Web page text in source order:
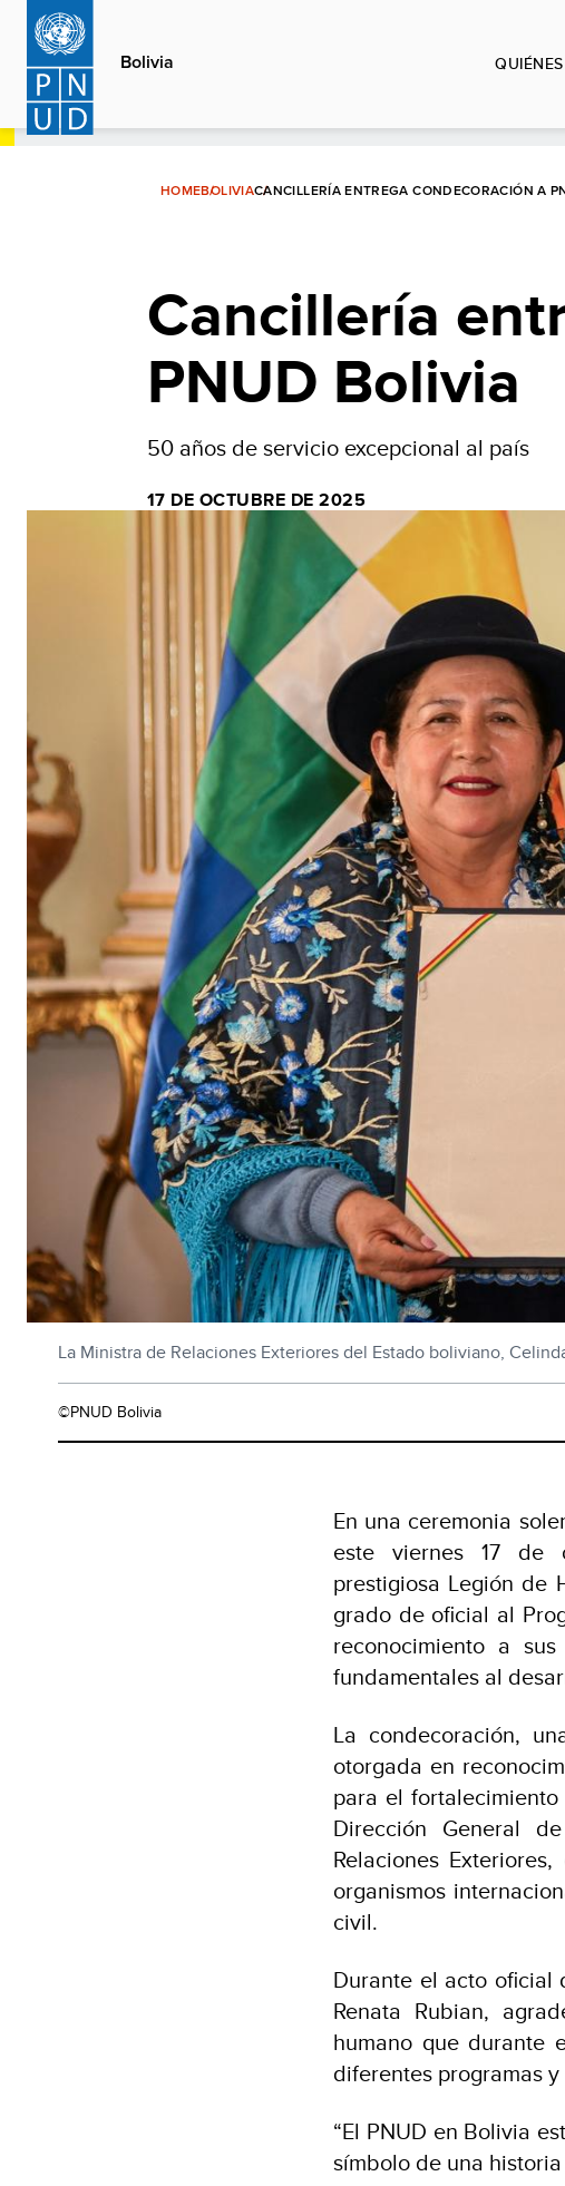
Pasar
contenido
principal
Bolivia
HOMEBOLIVIACANCILLERÍA ENTREGA CONDECORACIÓN A
Cancillería
PNUD Bolivia
50 años de servicio excepcional al país
17 DE OCTUBRE DE 2025
La Ministra de Relaciones Exteriores del Estado boliviano,
©PNUD Bolivia
En una ceremonia
este viernes 17 de
prestigiosa Legión de
grado de oficial al
reconocimiento a
fundamentales al
La condecoración,
otorgada en
para el
Dirección General
Relaciones
organismos
civil.
Durante el acto oficial
Renata Rubian,
humano que durante
diferentes programas
“El PNUD en Bolivia
símbolo de una